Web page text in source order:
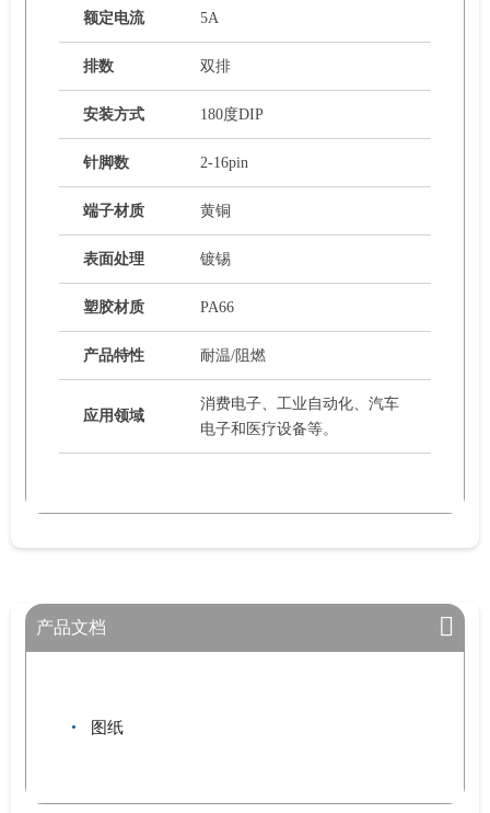
额定电流 5A
排数 双排
安装方式 180度DIP
针脚数 2-16pin
端子材质 黄铜
表面处理 镀锡
塑胶材质 PA66
产品特性 耐温/阻燃
应用领域
消费电子、工业自动化、汽车
电子和医疗设备等。
产品文档
图纸